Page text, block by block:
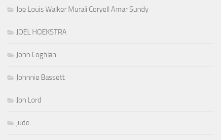
Joe Louis Walker Murali Coryell Amar Sundy
JOEL HOEKSTRA
John Coghlan
Johnnie Bassett
Jon Lord
judo